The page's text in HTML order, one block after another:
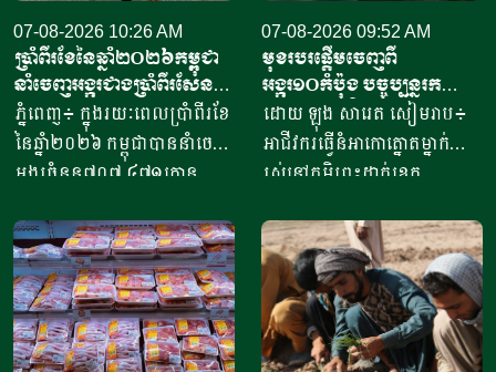
07-08-2026 10:26 AM
ប្រាំពីរខែនៃឆ្នាំ​២០២៦កម្ពុជា
នាំចេញអង្ករជាងប្រាំពីរសែន​
តោន គិតជាទឹកប្រាក់​
ជាង៤១៥លានដុល្លារ
ភ្នំពេញ៖ ក្នុងរយៈពេលប្រាំពីរខែ
នៃឆ្នាំ២០២៦ កម្ពុជាបាននាំចេញ
អង្ករចំនួន៧០៧ ៤៧១តោន​
ចំនួន៦១ក្រុមហ៊ុន ដោយនាំ
ចេញទៅកាន់គោលដៅចំនួន៦៦
ដែលក្នុងនោះទៅកាន់បណ្តា
ប្រទេសនៅក្នុងតំបន់អឺរ៉ុប
ចំនួន៣៣ ​បានបរិមាណអង្ករ
07-08-2026 09:52 AM
មុខរបរផ្តើមចេញពី
អង្ករ១០កំប៉ុង​ បច្ចុប្បន្ន​រក
ចំណូលបាន​ជិត១០លានរៀល
ក្នុងមួយថ្ងៃ
ដោយ ឡុង សារេត​ សៀមរាប៖ ​
អាជីវករ​​ធ្វើនំអាកោត្នោត​ម្នាក់
រស់នៅភូមិព្រះដាក់ខេត្ត
ចាប់ផ្តើម​ដំបូង​ចេញពីអង្ករ​
១០កំប៉ុង ឬមានទម្ងន់​ប្រហែល​បី
គីឡូក្រាម រហូតមកដល់ឆ្នាំ​
២០២៦នេះ អាច​លក់នំបាន​ពី៤
០០០ ទៅ​៨០០០នំ​ គិតជាប្រាក់